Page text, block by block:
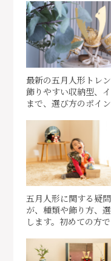
最新の五月人形トレ
飾りやすい収納型、
まで、選び方のポイ
五月人形に関する疑
が、種類や飾り方、
します。初めての方